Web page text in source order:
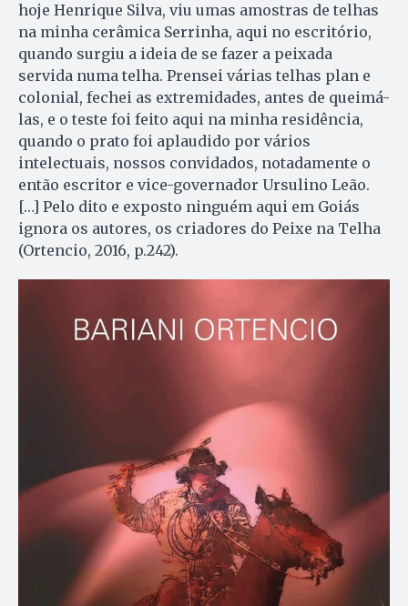
hoje Henrique Silva, viu umas amostras de telhas
na minha cerâmica Serrinha, aqui no escritório,
quando surgiu a ideia de se fazer a peixada
servida numa telha. Prensei várias telhas plan e
colonial, fechei as extremidades, antes de queimá-
las, e o teste foi feito aqui na minha residência,
quando o prato foi aplaudido por vários
intelectuais, nossos convidados, notadamente o
então escritor e vice-governador Ursulino Leão.
[…] Pelo dito e exposto ninguém aqui em Goiás
ignora os autores, os criadores do Peixe na Telha
(Ortencio, 2016, p.242).